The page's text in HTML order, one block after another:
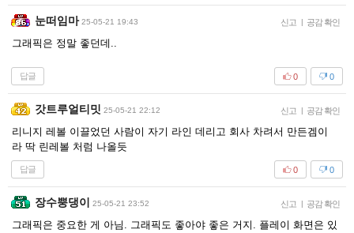
눈떠임마 25-05-21 19:43 신고 공감 확인
그래픽은 정말 좋던데..
답글 0
0
갓트루얼티밋 25-05-21 22:12 신고 공감 확인
리니지 레볼 이끌었던 사람이 자기 라인 데리고 회사 차려서 만든겜이
라 딱 린레볼 처럼 나올듯
답글 0
0
장수뿡댕이 25-05-21 23:52 신고 공감 확인
그래픽은 중요한 게 아님. 그래픽도 좋아야 좋은 거지. 플레이 화면은 있